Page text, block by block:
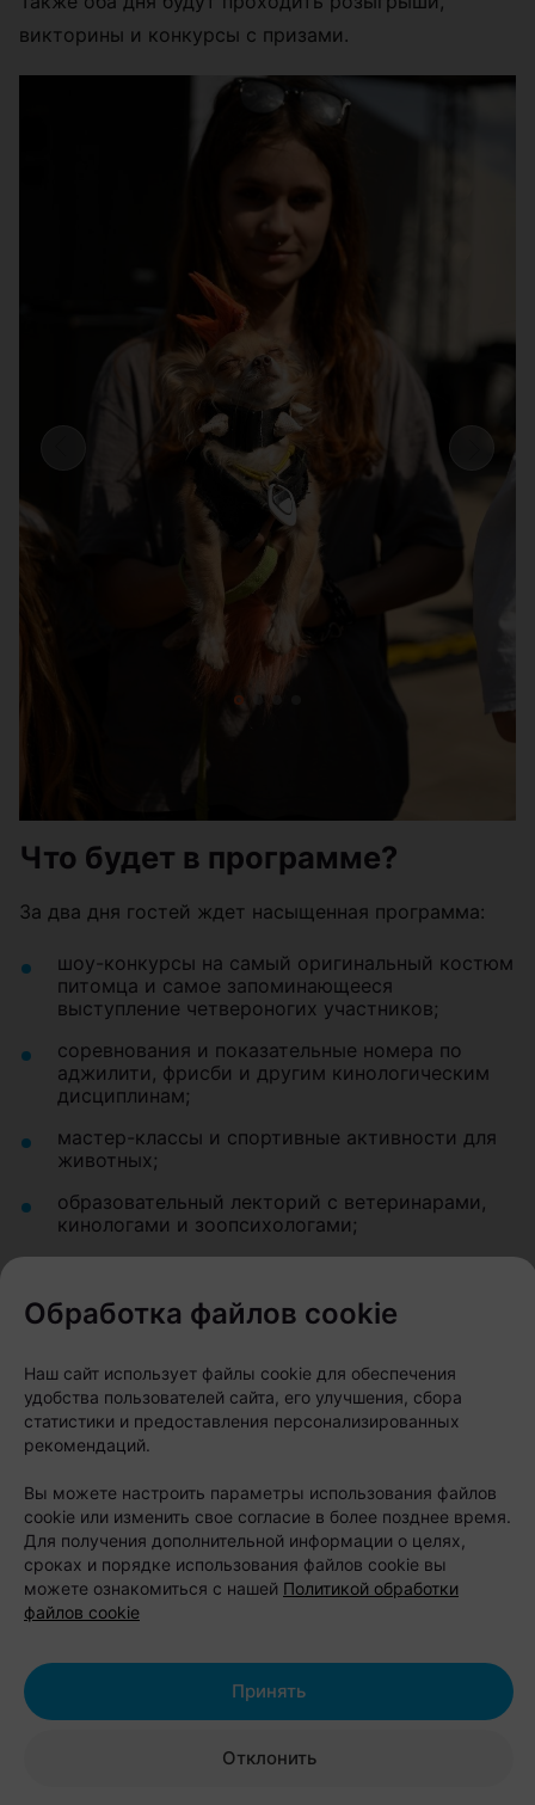
викторины и конкурсы с призами.
Что будет в программе?
За два дня гостей ждет насыщенная программа:
шоу-конкурсы на самый оригинальный костюм
питомца и самое запоминающееся
выступление четвероногих участников;
соревнования и показательные номера по
аджилити, фрисби и другим кинологическим
дисциплинам;
мастер-классы и спортивные активности для
животных;
образовательный лекторий с ветеринарами,
кинологами и зоопсихологами;
маркет товаров для животных с дегустациями
и консультациями;
показательные выступления служебных собак
и их проводников — с элементами
дрессировки, послушания и защитной работы,
а также рассказом о подготовке собак
собачий ЗАГС, где можно «поженить» своего
питомца или просто понаблюдать за
церемонией;
семейная площадка от Mamago с
развлечениями для детей;
фуд-корт;
фотозоны и интерактивные площадки
партнеров;
благотворительная «Зона добра», где будут
Обработка файлов cookie
Наш сайт использует файлы cookie для обеспечения
удобства пользователей сайта, его улучшения, сбора
статистики и предоставления персонализированных
рекомендаций.
Вы можете настроить параметры использования файлов
cookie или изменить свое согласие в более позднее время.
Для получения дополнительной информации о целях,
сроках и порядке использования файлов cookie вы
можете ознакомиться с нашей Политикой обработки
файлов cookie
Отклонить
Принять